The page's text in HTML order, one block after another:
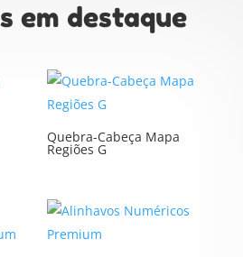
em destaque
Quebra-Cabeça Mapa
Regiões G